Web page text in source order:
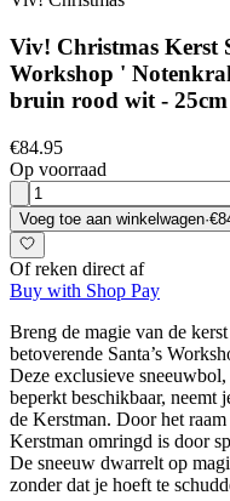
Viv! Christmas Kerst
Workshop '
bruin rood wit - 25cm
€84.95
Op voorraad
Voeg toe aan winkelwagen·
Of reken direct af
Buy with Shop Pay
Breng de magie van de
betoverende Santa’s
Deze exclusieve
beperkt beschikbaar, neemt
de Kerstman. Door het
Kerstman omringd is door
De sneeuw dwarrelt op
zonder dat je hoeft te